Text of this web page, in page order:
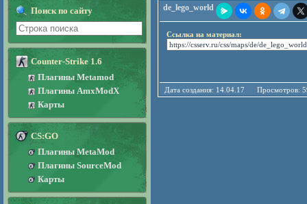
de_lego_world
Ссылка на материал:
Дата создания: 14.04.17
Поиск по сайту
Counter-Strike 1.6
Плагины Metamod
Плагины AmxModX
Карты
CS:GO
Плагины MetaMod
Плагины SourceMod
Карты